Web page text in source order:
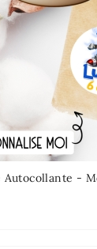
Autocollante -